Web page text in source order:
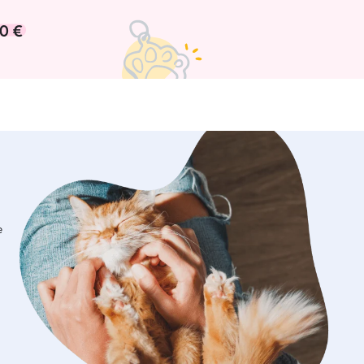
están por fuera de los que ya he
que quiero
tu mascota va a ser en su propio
esto va a generar una zona de
€